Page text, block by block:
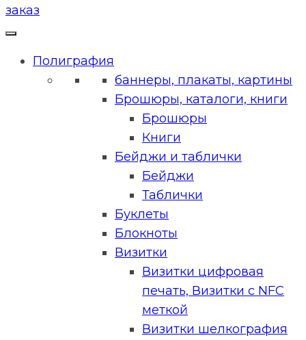
Полиграфия
баннеры, плакаты, картины
Брошюры, каталоги, книги
Брошюры
Книги
Бейджи и таблички
Бейджи
Таблички
Буклеты
Блокноты
Визитки
Визитки цифровая
печать, Визитки с NFC
меткой
Визитки шелкография